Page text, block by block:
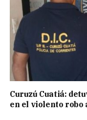
Curuzú Cuatiá:
en el violento robo